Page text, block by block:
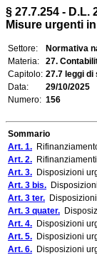
§ 27.7.254 - D.L.
Misure urgenti
Settore:
Normativa
Materia:
27.
Capitolo: 27.7 leggi di
Data:
29/10/2025
Numero: 156
Sommario
Art. 1.
Art. 2.
Art. 3. Disposizioni
Art. 3 bis.
Art. 3 ter.
Art. 3 quater.
Art. 4. Disposizioni
Art. 5. Disposizioni
Art. 6. Disposizioni